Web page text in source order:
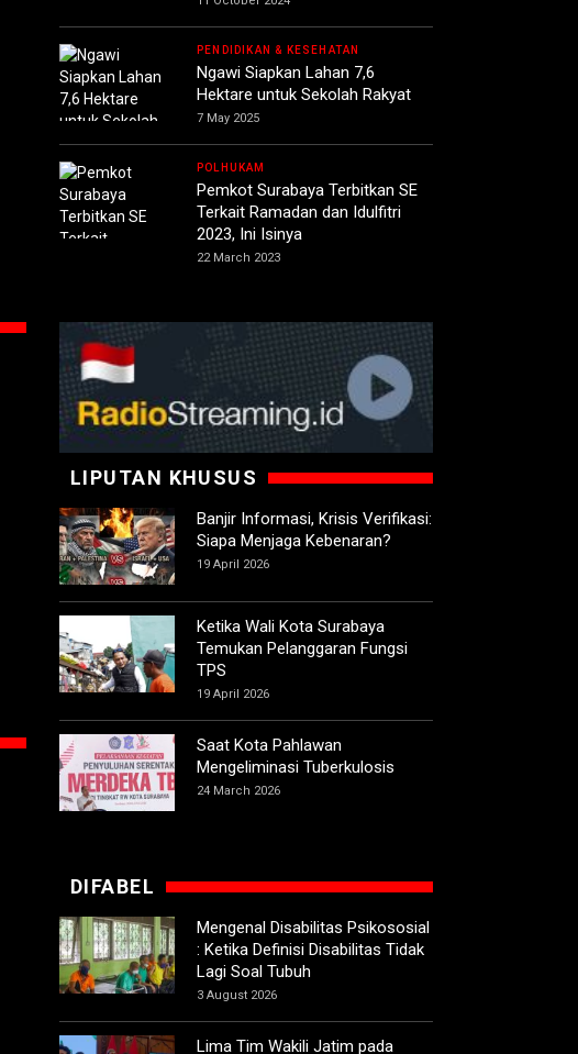
PENDIDIKAN & KESEHATAN
Ngawi Siapkan Lahan 7,6
Hektare untuk Sekolah Rakyat
7 May 2025
POLHUKAM
Pemkot Surabaya Terbitkan SE
Terkait Ramadan dan Idulfitri
2023, Ini Isinya
22 March 2023
LIPUTAN KHUSUS
Banjir Informasi, Krisis Verifikasi:
Siapa Menjaga Kebenaran?
19 April 2026
Ketika Wali Kota Surabaya
Temukan Pelanggaran Fungsi
TPS
19 April 2026
Saat Kota Pahlawan
Mengeliminasi Tuberkulosis
24 March 2026
DIFABEL
Mengenal Disabilitas Psikososial
: Ketika Definisi Disabilitas Tidak
Lagi Soal Tubuh
3 August 2026
Lima Tim Wakili Jatim pada